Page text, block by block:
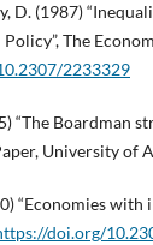
D. (1987)
The
2233329
“The Boardman
University of
“Economies
doi.org/